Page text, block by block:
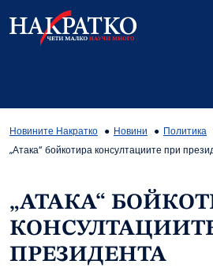
Новините Накратко Новини
Политика
„Атака“ бойкотира консултациите при
„АТАКА“
ПРЕЗИДЕНТА